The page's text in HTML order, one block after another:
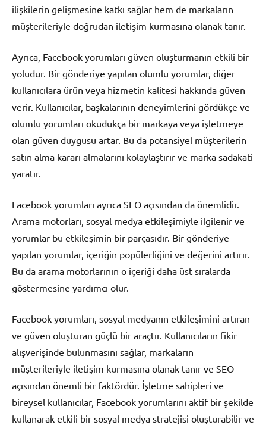
ilişkilerin gelişmesine katkı sağlar hem de markaların
müşterileriyle doğrudan iletişim kurmasına olanak tanır.
Ayrıca, Facebook yorumları güven oluşturmanın etkili bir
yoludur. Bir gönderiye yapılan olumlu yorumlar, diğer
kullanıcılara ürün veya hizmetin kalitesi hakkında güven
verir. Kullanıcılar, başkalarının deneyimlerini gördükçe ve
olumlu yorumları okudukça bir markaya veya işletmeye
olan güven duygusu artar. Bu da potansiyel müşterilerin
satın alma kararı almalarını kolaylaştırır ve marka sadakati
yaratır.
Facebook yorumları ayrıca SEO açısından da önemlidir.
Arama motorları, sosyal medya etkileşimiyle ilgilenir ve
yorumlar bu etkileşimin bir parçasıdır. Bir gönderiye
yapılan yorumlar, içeriğin popülerliğini ve değerini artırır.
Bu da arama motorlarının o içeriği daha üst sıralarda
göstermesine yardımcı olur.
Facebook yorumları, sosyal medyanın etkileşimini artıran
ve güven oluşturan güçlü bir araçtır. Kullanıcıların fikir
alışverişinde bulunmasını sağlar, markaların
müşterileriyle iletişim kurmasına olanak tanır ve SEO
açısından önemli bir faktördür. İşletme sahipleri ve
bireysel kullanıcılar, Facebook yorumlarını aktif bir şekilde
kullanarak etkili bir sosyal medya stratejisi oluşturabilir ve